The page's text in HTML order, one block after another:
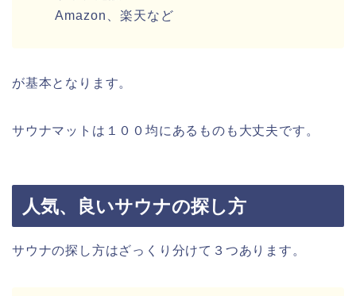
Amazon、楽天など
が基本となります。
サウナマットは１００均にあるものも大丈夫です。
人気、良いサウナの探し方
サウナの探し方はざっくり分けて３つあります。